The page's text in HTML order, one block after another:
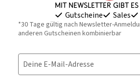
Mit Newsletter gibt es
Gutscheine Sales
*30 Tage gültig nach Newsletter-
anderen Gutscheinen kombinierbar
Deine E-Mail-Adresse